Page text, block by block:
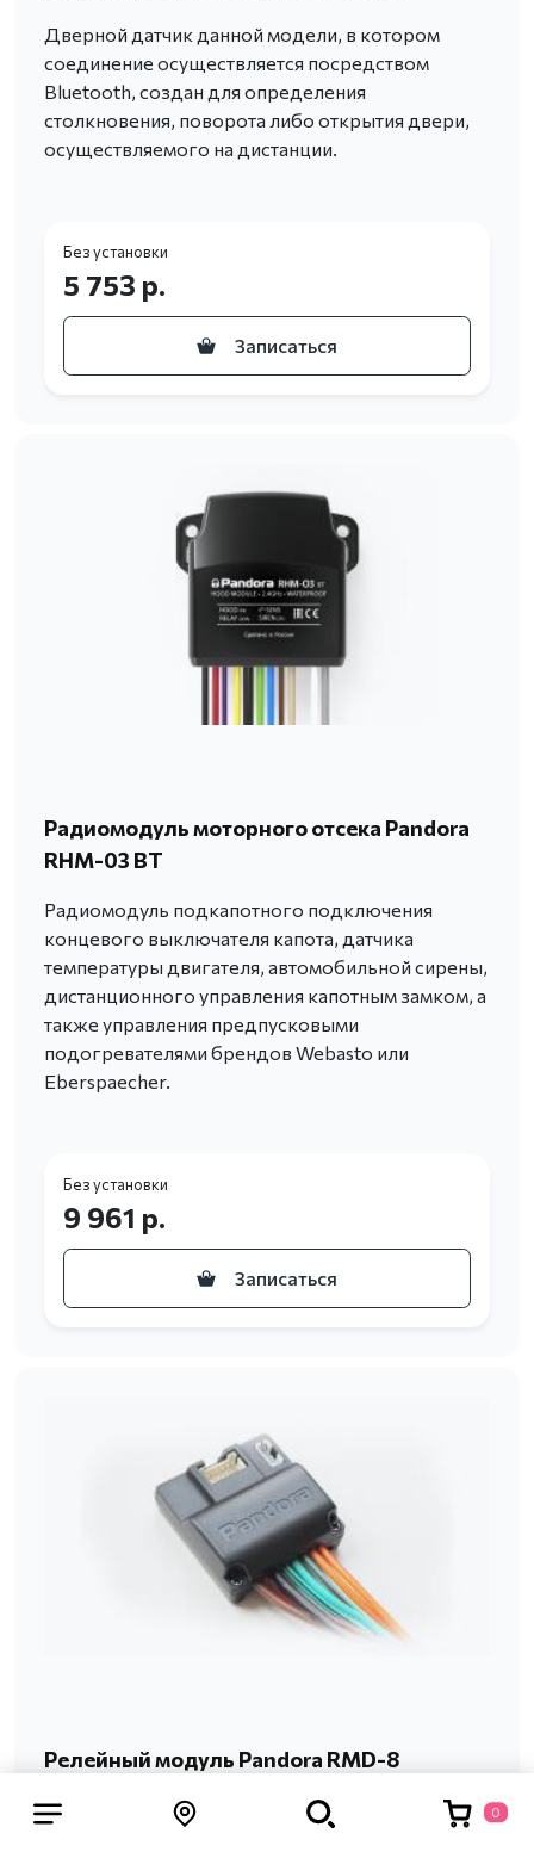
Дверной датчик данной модели, в котором
соединение осуществляется посредством
Bluetooth, создан для определения
столкновения, поворота либо открытия двери,
осуществляемого на дистанции.
Без установки
5 753 р.
Записаться
Радиомодуль моторного отсека Pandora
RHM-03 BT
Радиомодуль подкапотного подключения
концевого выключателя капота, датчика
температуры двигателя, автомобильной сирены,
дистанционного управления капотным замком, а
также управления предпусковыми
подогревателями брендов Webasto или
Eberspaecher.
Без установки
9 961 р.
Записаться
Релейный модуль Pandora RMD-8
Релейный модуль Pandora RMD-8 отличается
0